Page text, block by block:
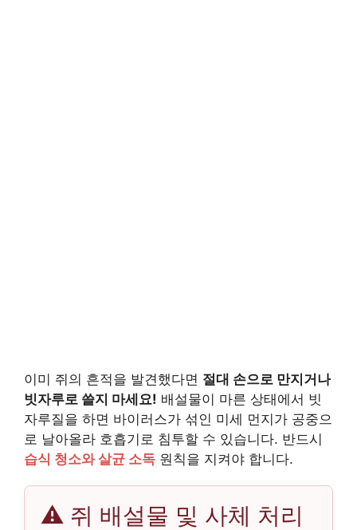
이미 쥐의 흔적을 발견했다면 절대 손으로 만지거나
빗자루로 쓸지 마세요! 배설물이 마른 상태에서 빗
자루질을 하면 바이러스가 섞인 미세 먼지가 공중으
로 날아올라 호흡기로 침투할 수 있습니다. 반드시
습식 청소와 살균 소독 원칙을 지켜야 합니다.
⚠️ 쥐 배설물 및 사체 처리